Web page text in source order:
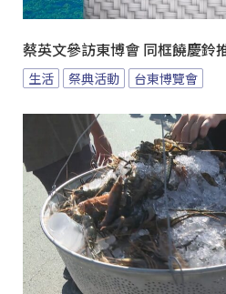
蔡英文參訪東博會 同框饒慶鈴
生活 祭典活動 台東博覽會